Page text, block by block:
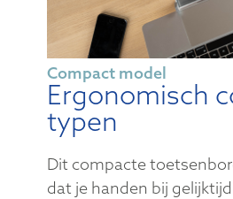
Compact model
Ergonomisch
typen
Dit compacte
dat je handen bij